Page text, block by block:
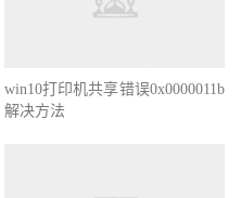
win10打印机共享错误0x0000011b
解决方法